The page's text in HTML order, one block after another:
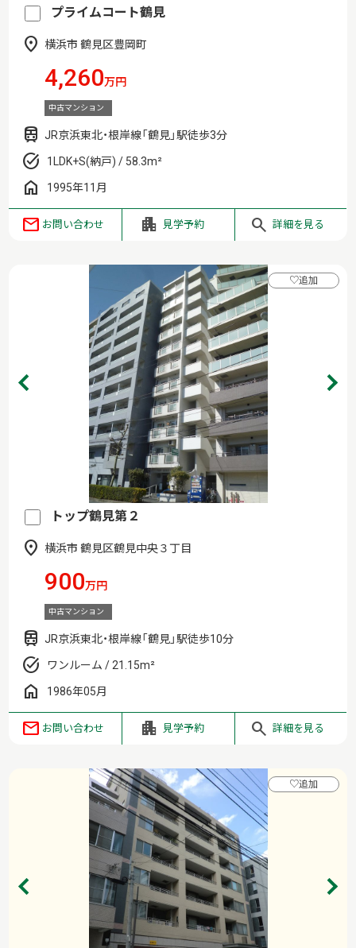
プライムコート鶴見
横浜市 鶴見区豊岡町
4,260万円
中古マンション
JR京浜東北・根岸線「鶴見」駅徒歩3分
1LDK+S(納戸) / 58.3m²
1995年11月
お問い合わせ 見学予約 詳細を見る
トップ鶴見第２
横浜市 鶴見区鶴見中央３丁目
900万円
中古マンション
JR京浜東北・根岸線「鶴見」駅徒歩10分
ワンルーム / 21.15m²
1986年05月
♡追加
お問い合わせ 見学予約 詳細を見る
♡追加